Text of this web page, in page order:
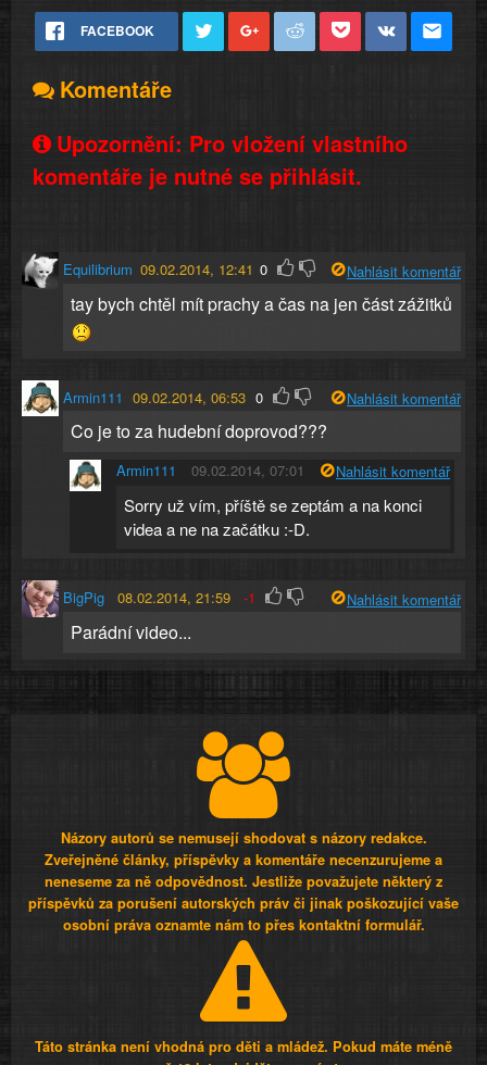
FACEBOOK
Komentáře
Upozornění: Pro vložení vlastního
komentáře je nutné se přihlásit.
Equilibrium 09.02.2014, 12:41 0 Nahlásit komentář
tay bych chtěl mít prachy a čas na jen část zážitků
Armin111 09.02.2014, 06:53 0 Nahlásit komentář
Co je to za hudební doprovod???
Armin111 09.02.2014, 07:01 Nahlásit komentář
Sorry už vím, příště se zeptám a na konci
videa a ne na začátku :-D.
BigPig 08.02.2014, 21:59 -1 Nahlásit komentář
Parádní video...
Názory autorů se nemusejí shodovat s názory redakce.
Zveřejněné články, příspěvky a komentáře necenzurujeme a
neneseme za ně odpovědnost. Jestliže považujete některý z
příspěvků za porušení autorských práv či jinak poškozující vaše
osobní práva oznamte nám to přes kontaktní formulář.
Táto stránka není vhodná pro děti a mládež. Pokud máte méně